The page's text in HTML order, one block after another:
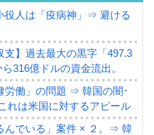
役人は「疫病神」⇒ 避ける
支】過去最大の黒字「497.3
316億ドルの資金流出。
労働」の問題 ⇒ 韓国の闇･
れは米国に対するアピール
んでいる」案件 × ２。⇒ 韓